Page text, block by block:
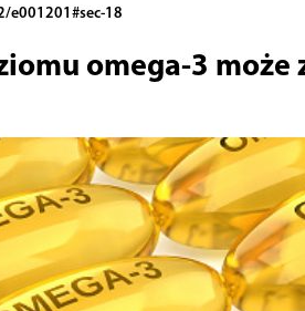
18
omega-3 może